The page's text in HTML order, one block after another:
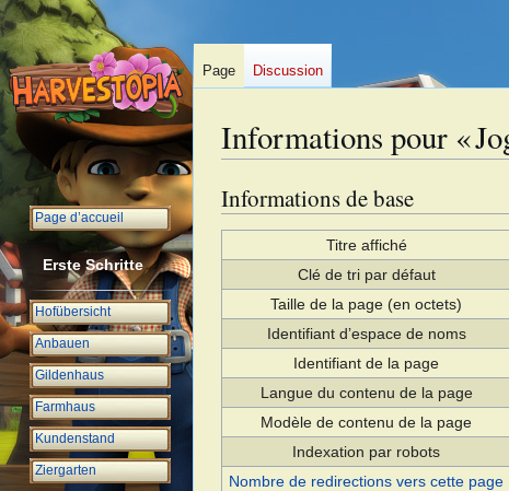
Informations pour «
Aller
à
navigation
Aller
à
recherche
Informations de base
Titre affiché
Clé de tri par défaut
Taille de la page (en octets)
Identifiant dʼespace de noms
Identifiant de la page
Langue du contenu de la page
Modèle de contenu de la page
Indexation par robots
Nombre de redirections vers cette page
Page Discussion
Page d’accueil
Erste Schritte
Hofübersicht
Anbauen
Gildenhaus
Farmhaus
Kundenstand
Ziergarten